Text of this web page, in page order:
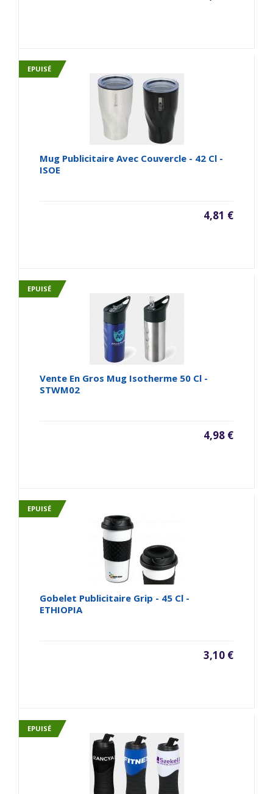
EPUISÉ
Mug Publicitaire Avec Couvercle - 42 Cl -
ISOE
4,81 €
EPUISÉ
Vente En Gros Mug Isotherme 50 Cl -
STWM02
4,98 €
EPUISÉ
Gobelet Publicitaire Grip - 45 Cl -
ETHIOPIA
3,10 €
EPUISÉ